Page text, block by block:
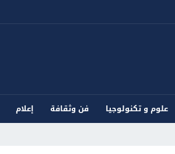
علوم و تكنولوجيا فن وثقافة
إعلام